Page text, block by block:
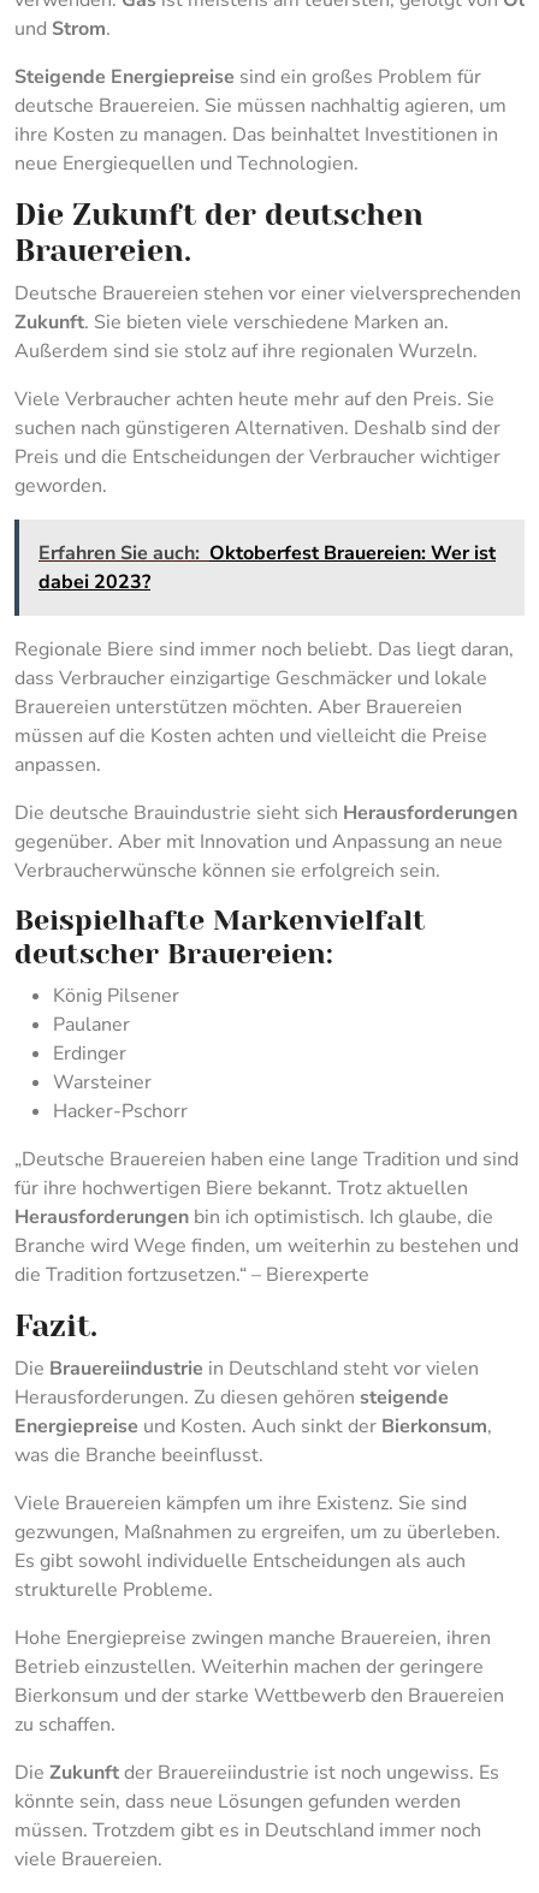
und Strom.
Steigende Energiepreise sind ein großes Problem für
deutsche Brauereien. Sie müssen nachhaltig agieren, um
ihre Kosten zu managen. Das beinhaltet Investitionen in
neue Energiequellen und Technologien.
Die Zukunft der deutschen
Brauereien.
Deutsche Brauereien stehen vor einer vielversprechenden
Zukunft. Sie bieten viele verschiedene Marken an.
Außerdem sind sie stolz auf ihre regionalen Wurzeln.
Viele Verbraucher achten heute mehr auf den Preis. Sie
suchen nach günstigeren Alternativen. Deshalb sind der
Preis und die Entscheidungen der Verbraucher wichtiger
geworden.
Erfahren Sie auch: Oktoberfest Brauereien: Wer ist
dabei 2023?
Regionale Biere sind immer noch beliebt. Das liegt daran,
dass Verbraucher einzigartige Geschmäcker und lokale
Brauereien unterstützen möchten. Aber Brauereien
müssen auf die Kosten achten und vielleicht die Preise
anpassen.
Die deutsche Brauindustrie sieht sich Herausforderungen
gegenüber. Aber mit Innovation und Anpassung an neue
Verbraucherwünsche können sie erfolgreich sein.
Beispielhafte Markenvielfalt
deutscher Brauereien:
König Pilsener
Paulaner
Erdinger
Warsteiner
Hacker-Pschorr
„Deutsche Brauereien haben eine lange Tradition und sind
für ihre hochwertigen Biere bekannt. Trotz aktuellen
Herausforderungen bin ich optimistisch. Ich glaube, die
Branche wird Wege finden, um weiterhin zu bestehen und
die Tradition fortzusetzen.“ – Bierexperte
Fazit.
Die Brauereiindustrie in Deutschland steht vor vielen
Herausforderungen. Zu diesen gehören steigende
Energiepreise und Kosten. Auch sinkt der Bierkonsum,
was die Branche beeinflusst.
Viele Brauereien kämpfen um ihre Existenz. Sie sind
gezwungen, Maßnahmen zu ergreifen, um zu überleben.
Es gibt sowohl individuelle Entscheidungen als auch
strukturelle Probleme.
Hohe Energiepreise zwingen manche Brauereien, ihren
Betrieb einzustellen. Weiterhin machen der geringere
Bierkonsum und der starke Wettbewerb den Brauereien
zu schaffen.
Die Zukunftder Brauereiindustrie ist noch ungewiss. Es
könnte sein, dass neue Lösungen gefunden werden
müssen. Trotzdem gibt es in Deutschland immer noch
viele Brauereien.